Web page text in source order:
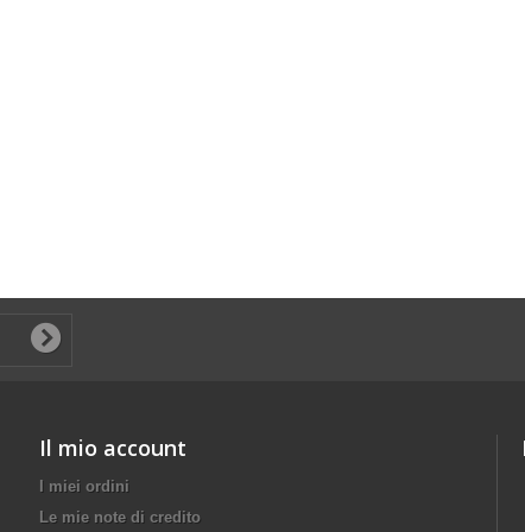
Il mio account
I miei ordini
Le mie note di credito